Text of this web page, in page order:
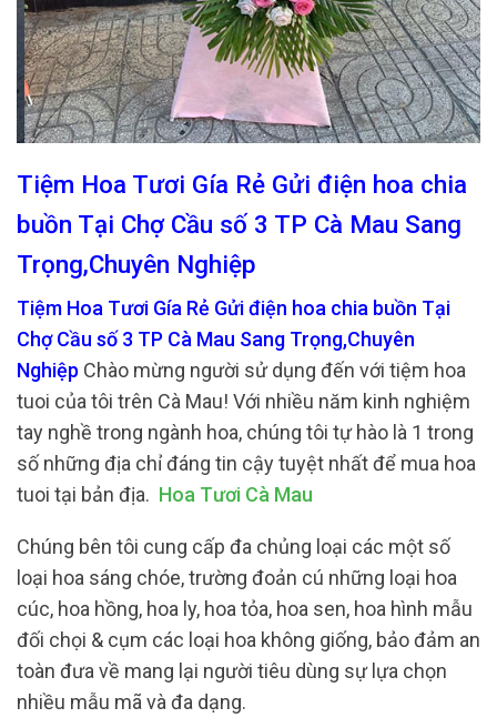
Tiệm Hoa Tươi Gía Rẻ Gửi điện hoa chia
buồn Tại Chợ Cầu số 3 TP Cà Mau Sang
Trọng,Chuyên Nghiệp
Tiệm Hoa Tươi Gía Rẻ Gửi điện hoa chia buồn Tại
Chợ Cầu số 3 TP Cà Mau Sang Trọng,Chuyên
Nghiệp Chào mừng người sử dụng đến với tiệm hoa
tuoi của tôi trên Cà Mau! Với nhiều năm kinh nghiệm
tay nghề trong ngành hoa, chúng tôi tự hào là 1 trong
số những địa chỉ đáng tin cậy tuyệt nhất để mua hoa
tuoi tại bản địa. Hoa Tươi Cà Mau
Chúng bên tôi cung cấp đa chủng loại các một số
loại hoa sáng chóe, trường đoản cú những loại hoa
cúc, hoa hồng, hoa ly, hoa tỏa, hoa sen, hoa hình mẫu
đối chọi & cụm các loại hoa không giống, bảo đảm an
toàn đưa về mang lại người tiêu dùng sự lựa chọn
nhiều mẫu mã và đa dạng.